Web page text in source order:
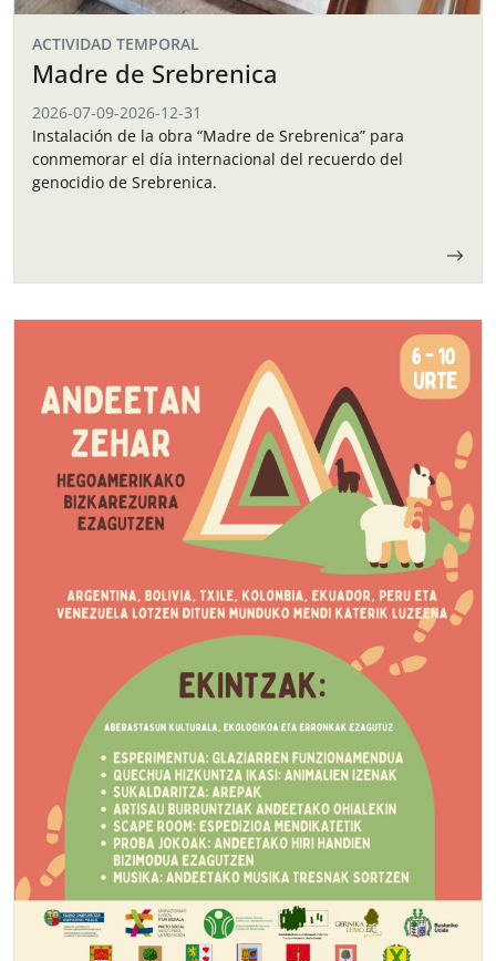
ACTIVIDAD TEMPORAL
Madre de Srebrenica
2026-07-09-2026-12-31
Instalación de la obra “Madre de Srebrenica” para
conmemorar el día internacional del recuerdo del
genocidio de Srebrenica.